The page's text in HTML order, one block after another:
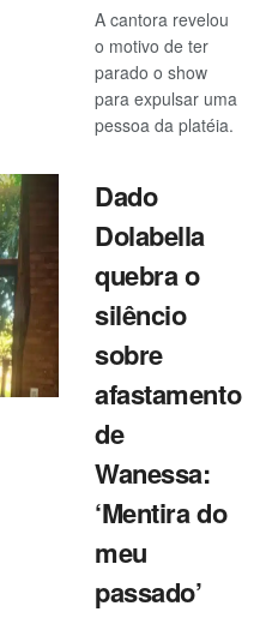
A cantora revelou
o motivo de ter
parado o show
para expulsar uma
pessoa da platéia.
Dado
Dolabella
quebra o
silêncio
sobre
afastamento
de
Wanessa:
‘Mentira do
meu
passado’